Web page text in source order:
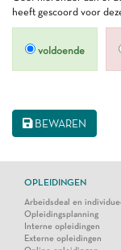
heeft gescoord voor
voldoende
BEWAREN
OPLEIDINGEN
Arbeidsdeal en
Opleidingsplanning
Interne opleidingen
Externe opleidingen